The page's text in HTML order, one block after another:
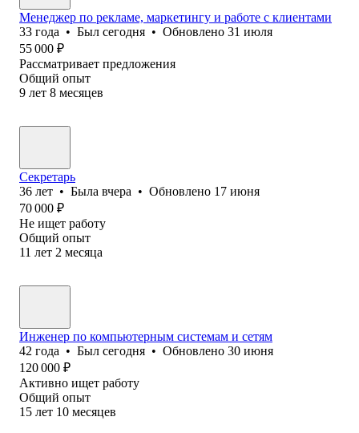
Менеджер по рекламе, маркетингу и работе с клиентами
33 года • Был сегодня • Обновлено 31 июля
55 000 ₽
Рассматривает предложения
Общий опыт
9 лет 8 месяцев
Секретарь
36 лет • Была вчера • Обновлено 17 июня
70 000 ₽
Не ищет работу
Общий опыт
11 лет 2 месяца
Инженер по компьютерным системам и сетям
42 года • Был сегодня • Обновлено 30 июня
120 000 ₽
Активно ищет работу
Общий опыт
15 лет 10 месяцев